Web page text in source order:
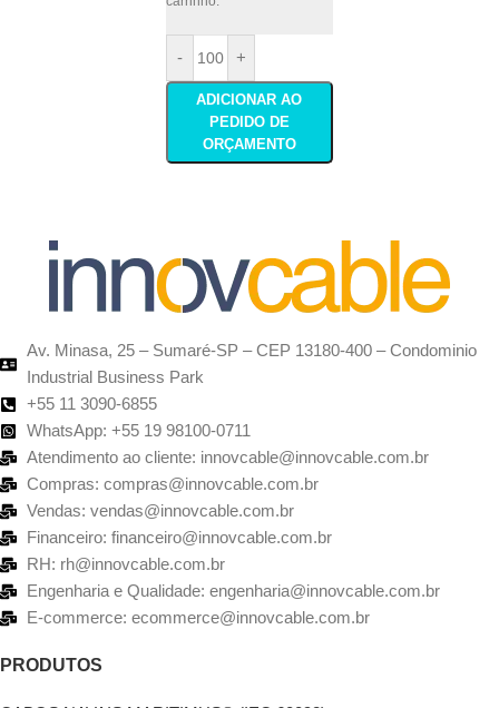
- +
ADICIONAR AO
PEDIDO DE
ORÇAMENTO
Av. Minasa, 25 – Sumaré-SP – CEP 13180-400 – Condominio
Industrial Business Park
+55 11 3090-6855
WhatsApp: +55 19 98100-0711
Atendimento ao cliente: innovcable@innovcable.com.br
Compras: compras@innovcable.com.br
Vendas: vendas@innovcable.com.br
Financeiro: financeiro@innovcable.com.br
RH: rh@innovcable.com.br
Engenharia e Qualidade: engenharia@innovcable.com.br
E-commerce: ecommerce@innovcable.com.br
PRODUTOS